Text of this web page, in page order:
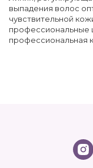
выпадения волос
чувствительной
профессиональные
профессиональная